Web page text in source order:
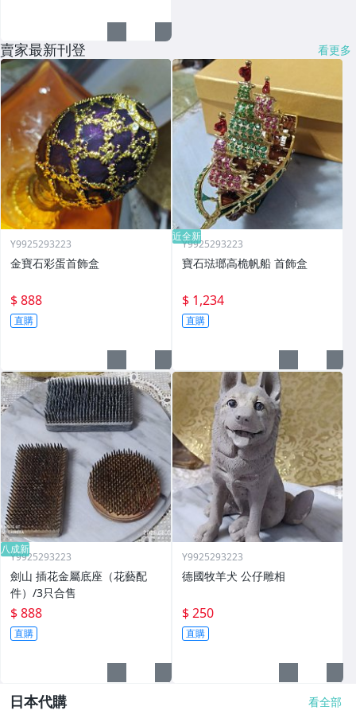
賣家最新刊登 看更多
Y9925293223
金寶石彩蛋首飾盒
$ 888
直購
近全新
Y9925293223
寶石琺瑯高桅帆船 首飾盒
$ 1,234
直購
八成新
Y9925293223
劍山 插花金屬底座（花藝配
件）/3只合售
$ 888
直購
Y9925293223
德國牧羊犬 公仔雕相
$ 250
直購
日本代購 看全部